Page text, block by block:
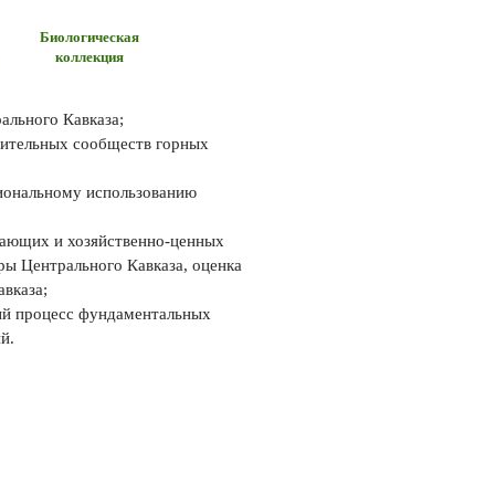
Биологическая
коллекция
Кавказа;
сообществ горных
использованию
и хозяйственно-ценных
Центрального Кавказа, оценка
процесс фундаментальных